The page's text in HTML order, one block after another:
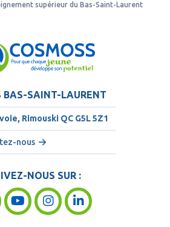
supérieur du Bas-Saint-Laurent
BAS-SAINT-LAURENT
Rimouski QC G5L 5Z1
nous
NOUS SUR :